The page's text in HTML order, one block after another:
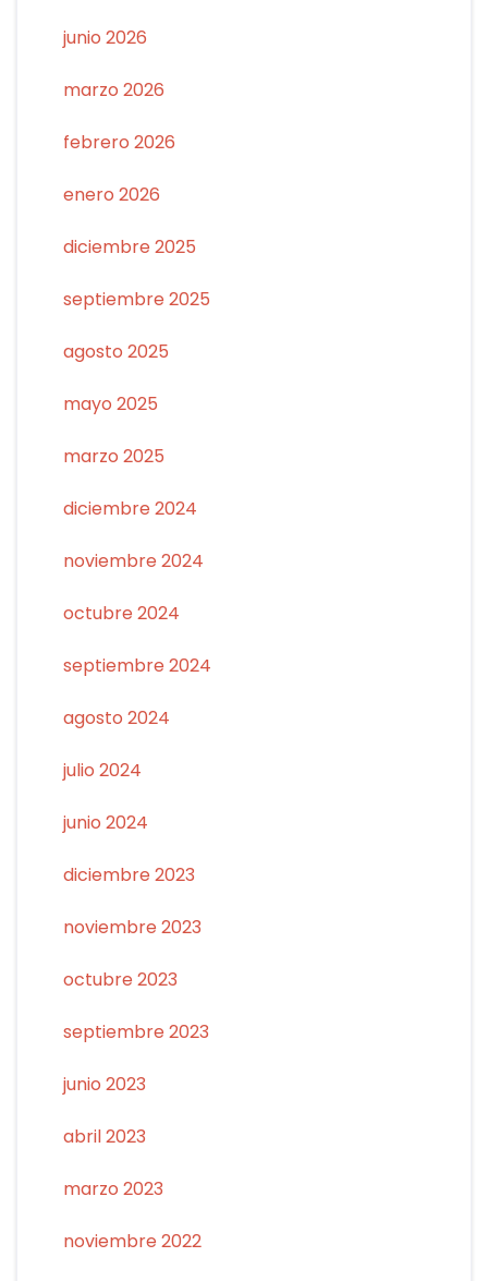
junio 2026
marzo 2026
febrero 2026
enero 2026
diciembre 2025
septiembre 2025
agosto 2025
mayo 2025
marzo 2025
diciembre 2024
noviembre 2024
octubre 2024
septiembre 2024
agosto 2024
julio 2024
junio 2024
diciembre 2023
noviembre 2023
octubre 2023
septiembre 2023
junio 2023
abril 2023
marzo 2023
noviembre 2022